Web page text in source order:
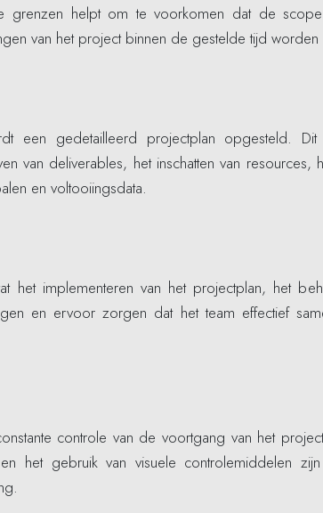
grenzen helpt om te voorkomen dat de
van het project binnen de gestelde tijd worden
een gedetailleerd projectplan opgesteld. Dit
van deliverables, het inschatten van resources,
en voltooiingsdata.
het implementeren van het projectplan, het
en ervoor zorgen dat het team effectief
controle van de voortgang van het
het gebruik van visuele controlemiddelen